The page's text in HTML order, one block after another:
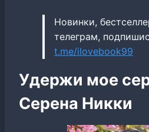
Новинки,
телеграм,
t.me/ilovebook99
Удержи мое
Серена Никки